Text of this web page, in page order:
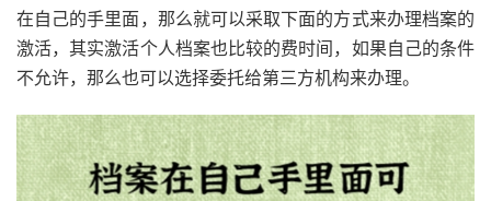
在自己的手里面，那么就可以采取下面的方式来办理档案的
激活，其实激活个人档案也比较的费时间，如果自己的条件
不允许，那么也可以选择委托给第三方机构来办理。